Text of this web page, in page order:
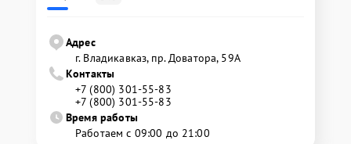
Адрес
г. Владикавказ, пр. Доватора, 59А
Контакты
+7 (800) 301-55-83
+7 (800) 301-55-83
Время работы
Работаем с 09:00 до 21:00